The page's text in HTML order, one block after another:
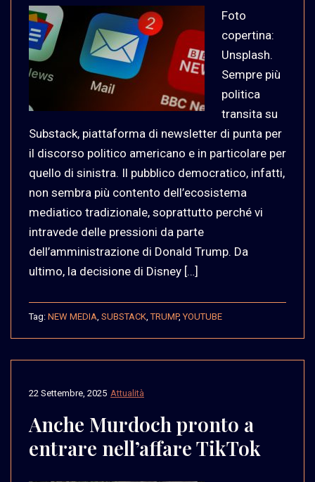
Foto
copertina:
Unsplash.
Sempre più
politica
transita su
Substack, piattaforma di newsletter di punta per
il discorso politico americano e in particolare per
quello di sinistra. Il pubblico democratico, infatti,
non sembra più contento dell’ecosistema
mediatico tradizionale, soprattutto perché vi
intravede delle pressioni da parte
dell’amministrazione di Donald Trump. Da
ultimo, la decisione di Disney […]
Tag: NEW MEDIA SUBSTACK ,TRUMP,YOUTUBE
Attualità
22 Settembre, 2025
Anche Murdoch pronto a
entrare nell’affare TikTok